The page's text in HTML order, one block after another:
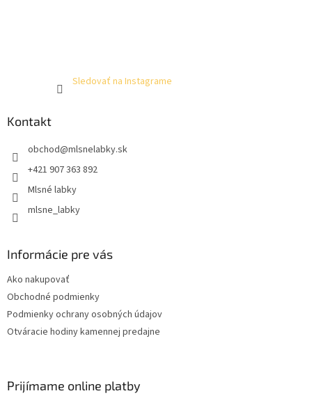
Sledovať na Instagrame
Kontakt
obchod@mlsnelabky.sk
+421 907 363 892
Mlsné labky
mlsne_labky
Informácie pre vás
Ako nakupovať
Obchodné podmienky
Podmienky ochrany osobných údajov
Otváracie hodiny kamennej predajne
Prijímame online platby